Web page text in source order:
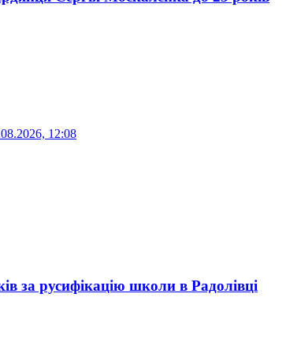
12:08
за русифікацію школи в Радолівці